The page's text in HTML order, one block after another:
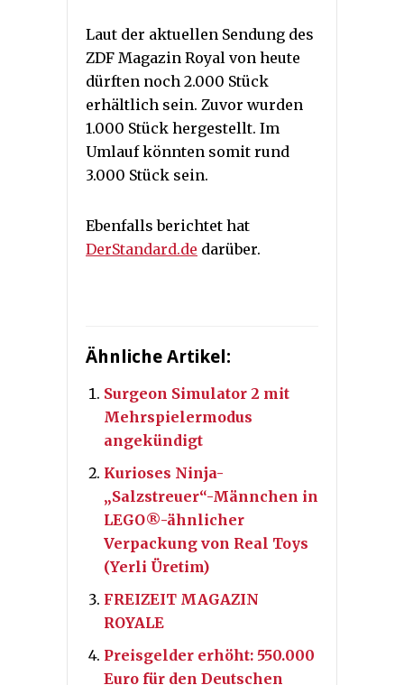
Laut der aktuellen Sendung des
ZDF Magazin Royal von heute
dürften noch 2.000 Stück
erhältlich sein. Zuvor wurden
1.000 Stück hergestellt. Im
Umlauf könnten somit rund
3.000 Stück sein.
Ebenfalls berichtet hat
DerStandard.de darüber.
Ähnliche Artikel:
Surgeon Simulator 2 mit
Mehrspielermodus
angekündigt
Kurioses Ninja-
„Salzstreuer“-Männchen in
LEGO®-ähnlicher
Verpackung von Real Toys
(Yerli Üretim)
FREIZEIT MAGAZIN
ROYALE
Preisgelder erhöht: 550.000
Euro für den Deutschen